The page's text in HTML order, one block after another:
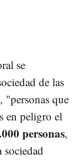
se
de las
"personas que
en peligro el
personas,